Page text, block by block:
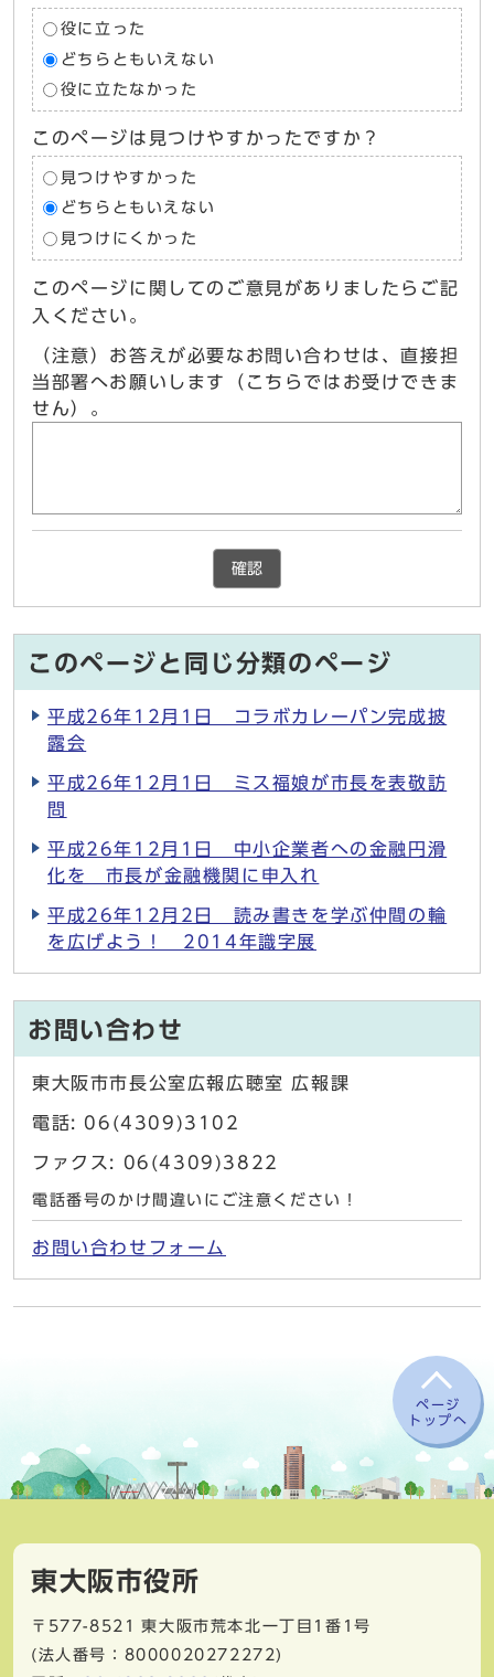
役に立った
どちらともいえない
役に立たなかった
このページは見つけやすかったですか？
見つけやすかった
どちらともいえない
見つけにくかった
このページに関してのご意見がありましたらご記
入ください。
（注意）お答えが必要なお問い合わせは、直接担
当部署へお願いします（こちらではお受けできま
せん）。
確認
このページと同じ分類のページ
平成26年12月1日 コラボカレーパン完成披
露会
平成26年12月1日 ミス福娘が市長を表敬訪
問
平成26年12月1日 中小企業者への金融円滑
化を 市長が金融機関に申入れ
平成26年12月2日 読み書きを学ぶ仲間の輪
を広げよう！ 2014年識字展
お問い合わせ
東大阪市市長公室広報広聴室 広報課
電話: 06(4309)3102
ファクス: 06(4309)3822
電話番号のかけ間違いにご注意ください！
お問い合わせフォーム
ページ
トップへ
東大阪市役所
〒577-8521
東大阪市荒本北一丁目1番1号
(法人番号：8000020272272)